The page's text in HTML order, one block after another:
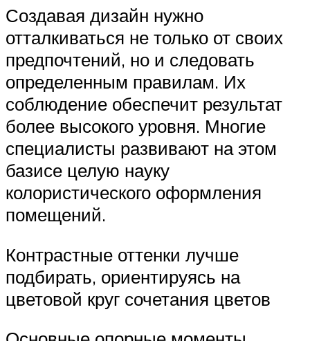
Создавая дизайн нужно
отталкиваться не только от своих
предпочтений, но и следовать
определенным правилам. Их
соблюдение обеспечит результат
более высокого уровня. Многие
специалисты развивают на этом
базисе целую науку
колористического оформления
помещений.
Контрастные оттенки лучше
подбирать, ориентируясь на
цветовой круг сочетания цветов